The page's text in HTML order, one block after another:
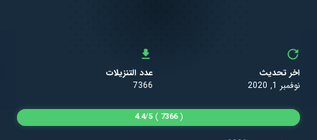
اخر تحديث
نوفمبر 1, 2020
عدد التنزيلات
7366
(
7366
)
4.4/5